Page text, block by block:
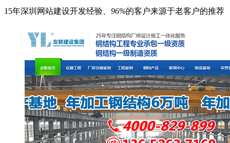
15年深圳网站建设开发经验、 96%的客户来源于老客户的推荐